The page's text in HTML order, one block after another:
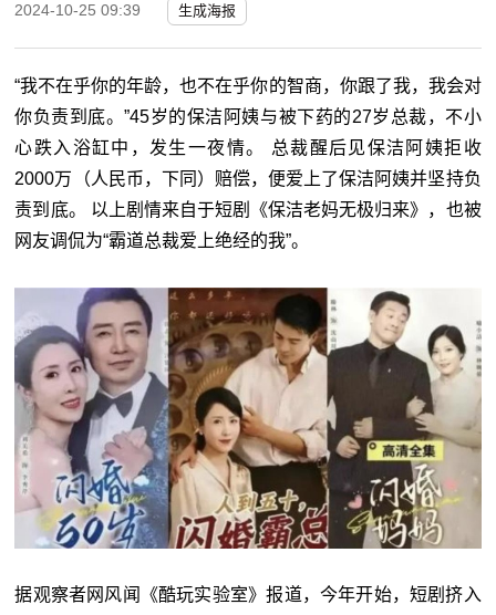
2024-10-25 09:39 生成海报
“我不在乎你的年龄，也不在乎你的智商，你跟了我，我会对
你负责到底。”45岁的保洁阿姨与被下药的27岁总裁，不小
心跌入浴缸中，发生一夜情。 总裁醒后见保洁阿姨拒收
2000万（人民币，下同）赔偿，便爱上了保洁阿姨并坚持负
责到底。 以上剧情来自于短剧《保洁老妈无极归来》，也被
网友调侃为“霸道总裁爱上绝经的我”。
据观察者网风闻《酷玩实验室》报道，今年开始，短剧挤入